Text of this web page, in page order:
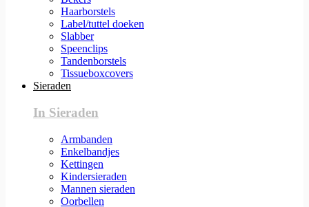
Haarborstels
Label/tuttel doeken
Slabber
Speenclips
Tandenborstels
Tissueboxcovers
Sieraden
In Sieraden
Armbanden
Enkelbandjes
Kettingen
Kindersieraden
Mannen sieraden
Oorbellen